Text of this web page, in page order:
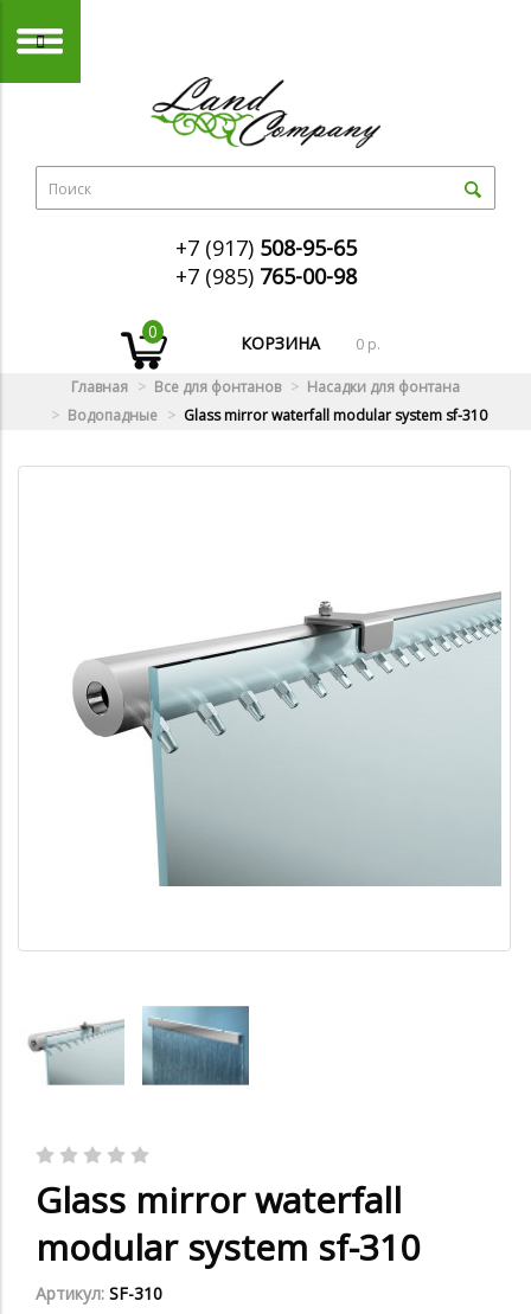
+7 (917) 508-95-65
+7 (985) 765-00-98
0
КОРЗИНА 0 р.
Главная Все для фонтанов
Насадки для фонтана
Водопадные
Glass mirror waterfall modular system sf-310
Glass mirror waterfall
modular system sf-310
Артикул: SF-310